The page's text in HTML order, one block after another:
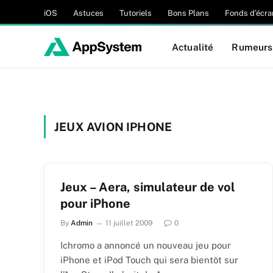
iOS Astuces Tutoriels Bons Plans Fonds
Actualité Rumeurs
JEUX AVION IPHONE
Jeux – Aera, simulateur de vol
pour iPhone
By Admin 11 juillet 2009 0
Ichromo a annoncé un nouveau jeu pour
iPhone et iPod Touch qui sera bientôt sur